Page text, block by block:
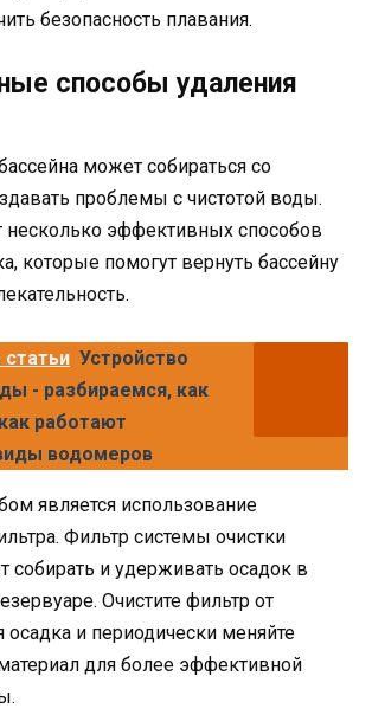
безопасность плавания.
способы удаления
может собираться со
проблемы с чистотой воды.
несколько эффективных способов
которые помогут вернуть бассейну
Устройство
- разбираемся, как
работают
водомеров
является использование
Фильтр системы очистки
собирать и удерживать осадок в
Очистите фильтр от
осадка и периодически меняйте
для более эффективной